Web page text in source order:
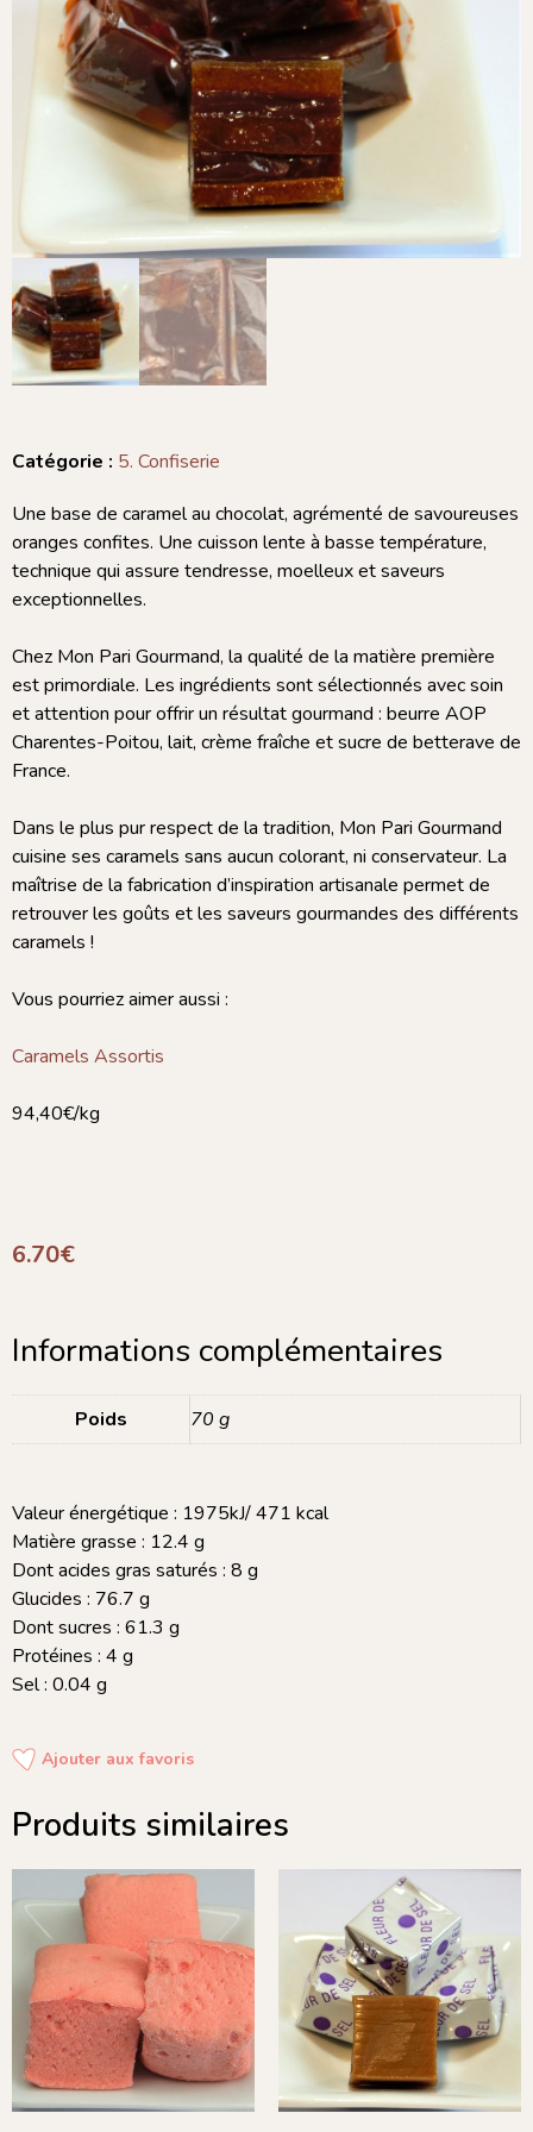
Catégorie : 5. Confiserie
Une base de caramel au chocolat, agrémenté de savoureuses
oranges confites. Une cuisson lente à basse température,
technique qui assure tendresse, moelleux et saveurs
exceptionnelles.
Chez Mon Pari Gourmand, la qualité de la matière première
est primordiale. Les ingrédients sont sélectionnés avec soin
et attention pour offrir un résultat gourmand : beurre AOP
Charentes-Poitou, lait, crème fraîche et sucre de betterave de
France.
Dans le plus pur respect de la tradition, Mon Pari Gourmand
cuisine ses caramels sans aucun colorant, ni conservateur. La
maîtrise de la fabrication d’inspiration artisanale permet de
retrouver les goûts et les saveurs gourmandes des différents
caramels !
Vous pourriez aimer aussi :
Caramels Assortis
94,40€/kg
6.70€
Informations complémentaires
Poids 70 g
Valeur énergétique : 1975kJ/ 471 kcal
Matière grasse : 12.4 g
Dont acides gras saturés : 8 g
Glucides : 76.7 g
Dont sucres : 61.3 g
Protéines : 4 g
Sel : 0.04 g
Ajouter aux favoris
Produits similaires